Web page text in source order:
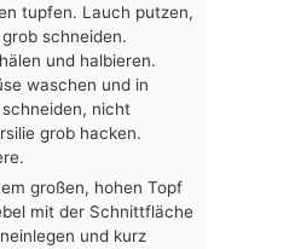
tupfen. Lauch putzen,
schneiden.
und halbieren.
waschen und in
nicht
grob hacken.
großen, hohen Topf
mit der Schnittfläche
und kurz